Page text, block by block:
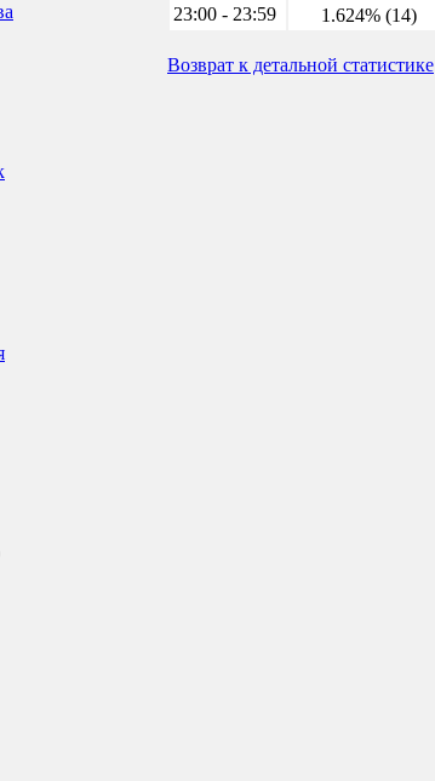
23:00 - 23:59
1.624% (14)
Возврат к детальной статистике